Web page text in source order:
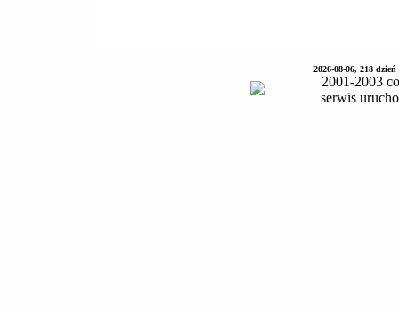
2026-08-06, 218
2001-2003
serwis